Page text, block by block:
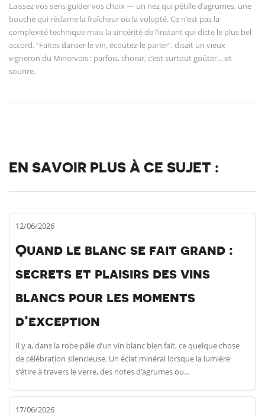
Laissez vos sens guider vos choix — un nez qui pétille d’agrumes, une
bouche qui réclame la fraîcheur ou la volupté. Ce n’est pas la
complexité technique mais la sincérité de l’instant qui dicte le plus bel
accord. “Faites danser le vin, écoutez-le parler”, disait un vieux
vigneron du Minervois : parfois, choisir, c’est surtout goûter… et
sourire.
EN SAVOIR PLUS À CE SUJET :
12/06/2026
Quand le blanc se fait grand :
secrets et plaisirs des vins
blancs pour les moments
d’exception
Il y a, dans la robe pâle d’un vin blanc bien fait, ce quelque chose
de célébration silencieuse. Un éclat minéral lorsque la lumière
s’étire à travers le verre, des notes d’agrumes ou...
17/06/2026